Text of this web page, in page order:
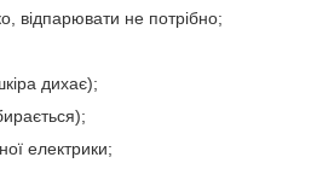
відпарювати не потрібно;
дихає);
електрики;